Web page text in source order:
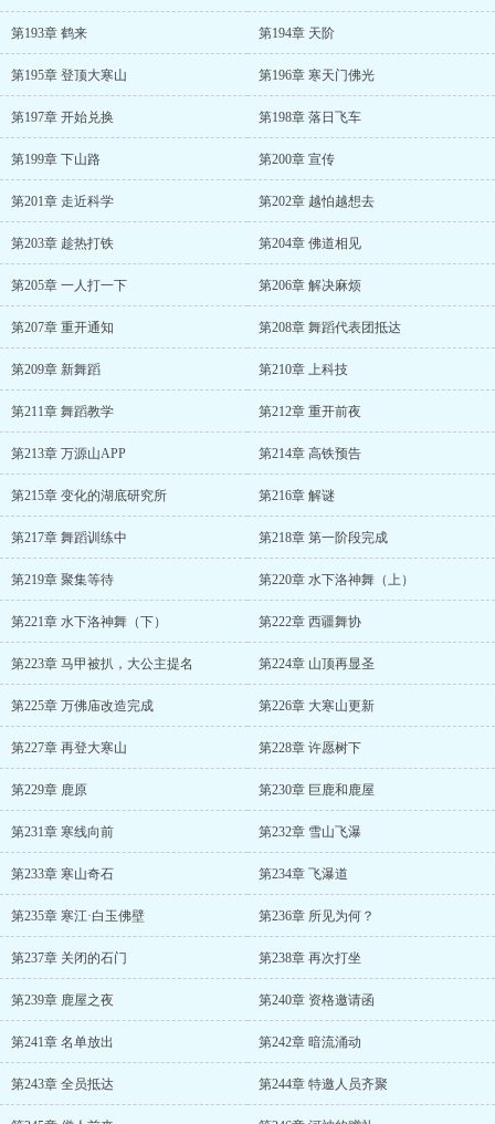
第193章 鹤来 第194章 天阶
第195章 登顶大寒山 第196章 寒天门佛光
第197章 开始兑换 第198章 落日飞车
第199章 下山路 第200章 宣传
第201章 走近科学 第202章 越怕越想去
第203章 趁热打铁 第204章 佛道相见
第205章 一人打一下 第206章 解决麻烦
第207章 重开通知 第208章 舞蹈代表团抵达
第209章 新舞蹈 第210章 上科技
第211章 舞蹈教学 第212章 重开前夜
第213章 万源山APP 第214章 高铁预告
第215章 变化的湖底研究所 第216章 解谜
第217章 舞蹈训练中 第218章 第一阶段完成
第219章 聚集等待 第220章 水下洛神舞（上）
第221章 水下洛神舞（下） 第222章 西疆舞协
第223章 马甲被扒，大公主提名 第224章 山顶再显圣
第225章 万佛庙改造完成 第226章 大寒山更新
第227章 再登大寒山 第228章 许愿树下
第229章 鹿原 第230章 巨鹿和鹿屋
第231章 寒线向前 第232章 雪山飞瀑
第233章 寒山奇石 第234章 飞瀑道
第235章 寒江·白玉佛壁 第236章 所见为何？
第237章 关闭的石门 第238章 再次打坐
第239章 鹿屋之夜 第240章 资格邀请函
第241章 名单放出 第242章 暗流涌动
第243章 全员抵达 第244章 特邀人员齐聚